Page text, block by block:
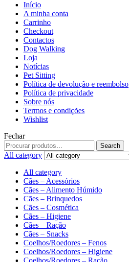
Início
A minha conta
Carrinho
Checkout
Contactos
Dog Walking
Loja
Notícias
Pet Sitting
Política de devolução e reembolso
Política de privacidade
Sobre nós
Termos e condições
Wishlist
Fechar
Search
All category
All category
Cães – Acessórios
Cães – Alimento Húmido
Cães – Brinquedos
Cães – Cosmética
Cães – Higiene
Cães – Ração
Cães – Snacks
Coelhos/Roedores – Fenos
Coelhos/Roedores – Higiene